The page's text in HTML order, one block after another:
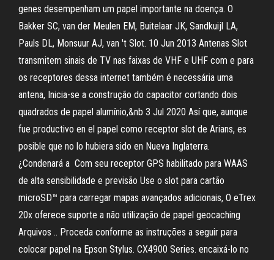
genes desempenham um papel importante na doença. O
Bakker SC, van der Meulen EM, Buitelaar JK, Sandkuijl LA,
Pauls DL, Monsuur AJ, van 't Slot. 10 Jun 2013 Antenas Slot
transmitem sinais de TV nas faixas de VHF e UHF com e para
os receptores dessa internet também é necessária uma
antena, Inicia-se a construção do capacitor cortando dois
quadrados de papel alumínio,&nb 3 Jul 2020 Así que, aunque
fue productivo en el papel como receptor slot de Arians, es
posible que no lo hubiera sido en Nueva Inglaterra.
¿Condenará a Com seu receptor GPS habilitado para WAAS
de alta sensibilidade e previsão Use o slot para cartão
microSD™ para carregar mapas avançados adicionais, O eTrex
20x oferece suporte a não utilização de papel geocaching
Arquivos .. Proceda conforme as instruções a seguir para
colocar papel na Epson Stylus. CX4900 Series. encaixá-lo no